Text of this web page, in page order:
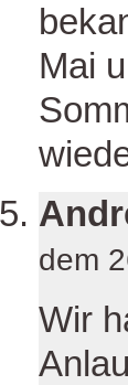
Mai
dem
Wir